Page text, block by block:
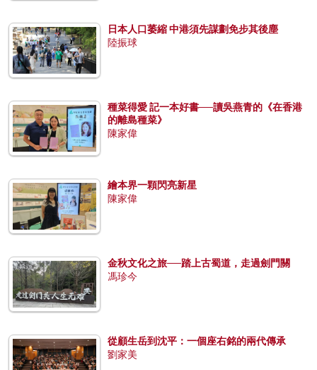
日本人口萎縮 中港須先謀劃免步其後塵
陸振球
種菜得愛 記一本好書──讀吳燕青的《在香港
的離島種菜》
陳家偉
繪本界一顆閃亮新星
陳家偉
金秋文化之旅──踏上古蜀道，走過劍門關
馮珍今
從顧生岳到沈平：一個座右銘的兩代傳承
劉家美